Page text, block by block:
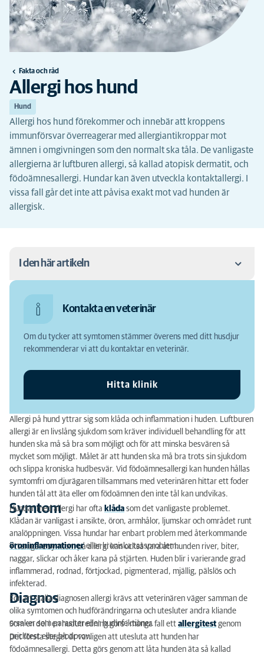
Fakta och råd
Allergi hos hund
Hund
Allergi hos hund förekommer och innebär att kroppens
immunförsvar överreagerar med allergiantikroppar mot
ämnen i omgivningen som den normalt ska tåla. De vanligaste
allergierna är luftburen allergi, så kallad atopisk dermatit, och
födoämnesallergi. Hundar kan även utveckla kontaktallergi. I
vissa fall går det inte att påvisa exakt mot vad hunden är
allergisk.
I den här artikeln
Behandling
Kontakta en veterinär
Om du tycker att symtomen stämmer överens med ditt husdjur
rekommenderar vi att du kontaktar en veterinär.
Hitta klinik
Allergi på hund yttrar sig som klåda och inflammation i huden. Luftburen
allergi är en livslång sjukdom som kräver individuell behandling för att
hunden ska må så bra som möjligt och för att minska besvären så
mycket som möjligt. Målet är att hunden ska må bra trots sin sjukdom
och slippa kroniska hudbesvär. Vid födoämnesallergi kan hunden hållas
symtomfri om djurägaren tillsammans med veterinären hittar ett foder
hunden tål att äta eller om födoämnen den inte tål kan undvikas.
Symtom
Hundar med allergi har ofta klåda som det vanligaste problemet.
Klådan är vanligast i ansikte, öron, armhålor, ljumskar och området runt
analöppningen. Vissa hundar har enbart problem med återkommande
öroninflammationereller kroniska tassproblem.
Ytterligare symtom på allergi kan också vara att hunden river, biter,
naggar, slickar och åker kana på stjärten. Huden blir i varierande grad
inflammerad, rodnad, förtjockad, pigmenterad, mjällig, pälslös och
infekterad.
Diagnos
För att ställa diagnosen allergi krävs att veterinären väger samman de
olika symtomen och hudförändringarna och utesluter andra kliande
orsaker som parasiter eller hudinfektioner.
Som en del i en hudutredning görs i många fall ett allergitest genom
pricktest eller blodprov.
Det första steget är vanligen att utesluta att hunden har
födoämnesallergi. Detta görs genom att låta hunden äta så kallad